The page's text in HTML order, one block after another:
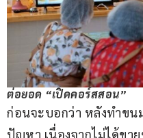
ต่อยอด “เปิดคอร์สสอน”
ก่อนจะบอกว่า หลังทำขน
ปัญหา เนื่องจากไม่ได้ขา